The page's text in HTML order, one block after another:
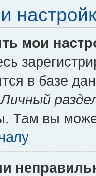
мои
в базе
Личный
Там вы